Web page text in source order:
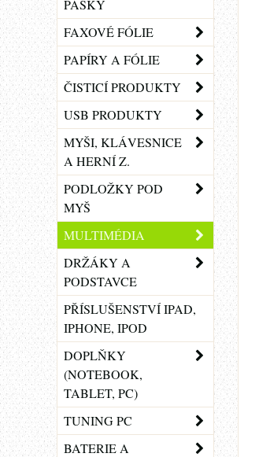
PÁSKY
FAXOVÉ FÓLIE
PAPÍRY A FÓLIE
ČISTICÍ PRODUKTY
USB PRODUKTY
MYŠI, KLÁVESNICE
A HERNÍ Z.
PODLOŽKY POD
MYŠ
MULTIMÉDIA
DRŽÁKY A
PODSTAVCE
PŘÍSLUŠENSTVÍ IPAD,
IPHONE, IPOD
DOPLŇKY
(NOTEBOOK,
TABLET, PC)
TUNING PC
BATERIE A